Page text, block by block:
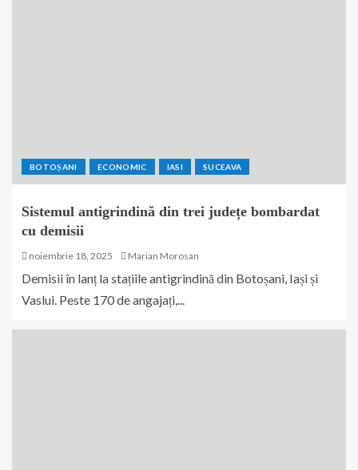
BOTOȘANI ECONOMIC IASI SUCEAVA
Sistemul antigrindină din trei județe bombardat
cu demisii
noiembrie 18, 2025 Marian Morosan
Demisii în lanț la stațiile antigrindină din Botoșani, Iași și
Vaslui. Peste 170 de angajați,...